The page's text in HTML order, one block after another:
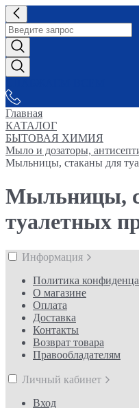
Главная
КАТАЛОГ
БЫТОВАЯ ХИМИЯ
Мыло и дозаторы,
Мыльницы, стаканы для
Мыльницы,
туалетных
Информация
Политика
О магазине
Оплата
Доставка
Контакты
Возврат товара
Правообладателям
Личный кабинет
Вход